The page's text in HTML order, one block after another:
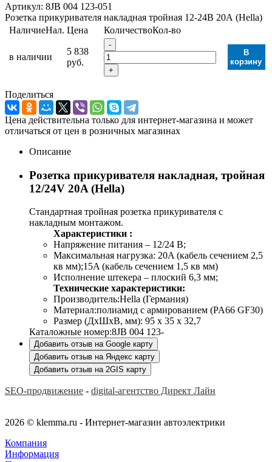
Артикул: 8JB 004 123-051
Розетка прикуривателя накладная тройная 12-24В 20А (Hella)
НаличиеНал. Цена КоличествоКол-во
в наличии
5 838
руб.
-
+
В
корзину
Поделиться
Цена действительна только для интернет-магазина и может
отличаться от цен в розничных магазинах
Описание
Розетка прикуривателя накладная, тройная
12/24V 20A (Hella)
Стандартная тройная розетка прикуривателя с
накладным монтажом.
Характеристики :
Напряжение питания – 12/24 В;
Максимальная нагрузка: 20A (кабель сечением 2,5
кв мм);15A (кабель сечением 1,5 кв мм)
Исполнение штекера – плоский 6,3 мм;
Технические характеристики:
Производитель:Hella (Германия)
Материал:полиамид с армированием (PA66 GF30)
Размер (ДхШхВ, мм): 95 х 35 х 32,7
Каталожные номер:8JB 004 123-
Добавить отзыв на Google карту
Добавить отзыв на Яндекс карту
Добавить отзыв на 2GIS карту
SEO-продвижение - digital-агентство Директ Лайн
2026 © klemma.ru - Интернет-магазин автоэлектрики
Компания
Информация